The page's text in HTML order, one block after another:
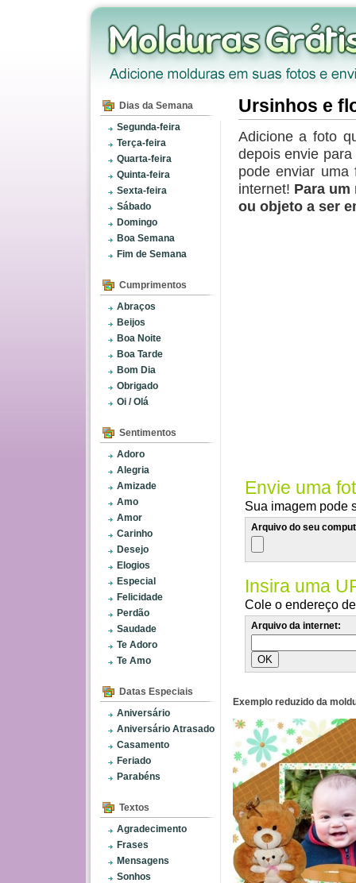
Dias da Semana
Segunda-feira
Terça-feira
Quarta-feira
Quinta-feira
Sexta-feira
Sábado
Domingo
Boa Semana
Fim de Semana
Cumprimentos
Abraços
Beijos
Boa Noite
Boa Tarde
Bom Dia
Obrigado
Oi / Olá
Sentimentos
Adoro
Alegria
Amizade
Amo
Amor
Carinho
Desejo
Elogios
Especial
Felicidade
Perdão
Saudade
Te Adoro
Te Amo
Datas Especiais
Aniversário
Aniversário Atrasado
Casamento
Feriado
Parabéns
Textos
Agradecimento
Frases
Mensagens
Sonhos
Ursinhos e
Adicione a foto
depois envie
pode enviar
internet! Para
ou objeto a ser
Envie uma
Sua imagem pode
Arquivo do seu
Insira uma
Cole o endereço
Arquivo da internet:
Exemplo reduzido da